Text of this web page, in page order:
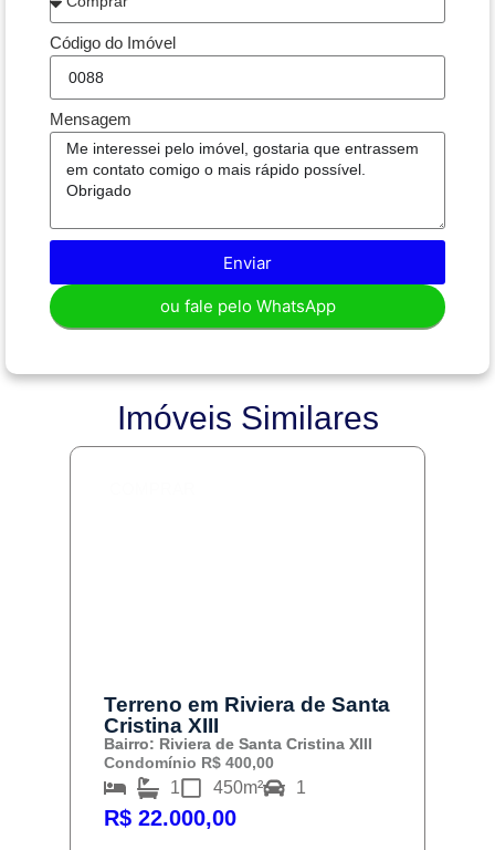
Código do Imóvel
Mensagem
Enviar
ou fale pelo WhatsApp
Imóveis Similares
Terreno em Riviera de Santa
Cristina XIII
Bairro: Riviera de Santa Cristina XIII
Condomínio R$ 400,00
1 450m² 1
R$ 22.000,00